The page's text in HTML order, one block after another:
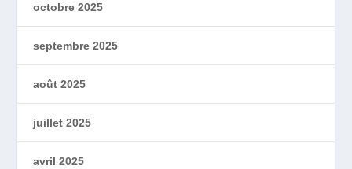
octobre 2025
septembre 2025
août 2025
juillet 2025
avril 2025